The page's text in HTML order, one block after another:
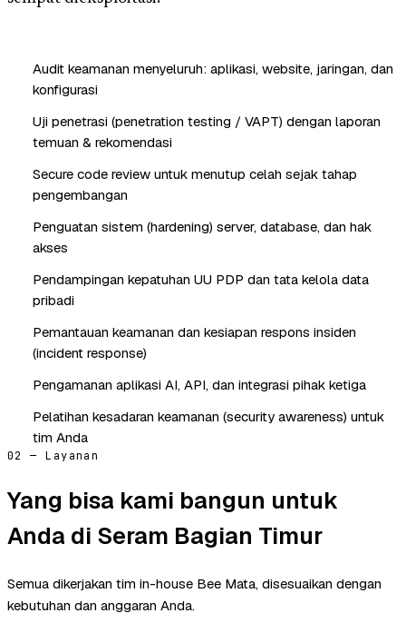
Audit keamanan menyeluruh: aplikasi, website, jaringan, dan
konfigurasi
Uji penetrasi (penetration testing / VAPT) dengan laporan
temuan & rekomendasi
Secure code review untuk menutup celah sejak tahap
pengembangan
Penguatan sistem (hardening) server, database, dan hak
akses
Pendampingan kepatuhan UU PDP dan tata kelola data
pribadi
Pemantauan keamanan dan kesiapan respons insiden
(incident response)
Pengamanan aplikasi AI, API, dan integrasi pihak ketiga
Pelatihan kesadaran keamanan (security awareness) untuk
tim Anda
02 — Layanan
Yang bisa kami bangun untuk
Anda di Seram Bagian Timur
Semua dikerjakan tim in-house Bee Mata, disesuaikan dengan
kebutuhan dan anggaran Anda.